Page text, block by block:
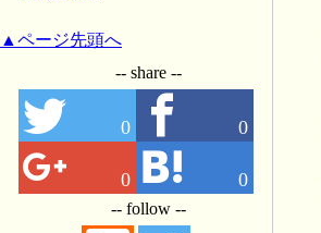
▲ページ先頭へ
-- share --
0 0
0 0
-- follow --